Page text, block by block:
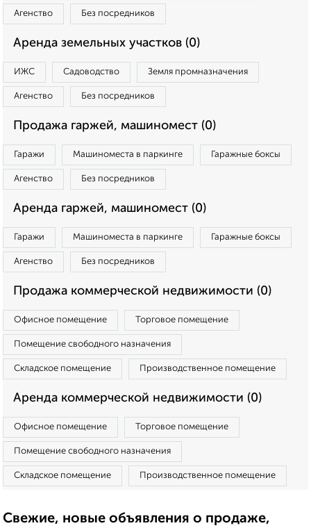
Агенство Без посредников
Аренда земельных участков (0)
ИЖС Садоводство Земля промназначения
Агенство Без посредников
Продажа гаржей, машиномест (0)
Гаражи Машиноместа в паркинге Гаражные боксы
Агенство Без посредников
Аренда гаржей, машиномест (0)
Гаражи Машиноместа в паркинге Гаражные боксы
Агенство Без посредников
Продажа коммерческой недвижимости (0)
Офисное помещение Торговое помещение
Помещение свободного назначения
Складское помещение Производственное помещение
Аренда коммерческой недвижимости (0)
Офисное помещение Торговое помещение
Помещение свободного назначения
Складское помещение Производственное помещение
Свежие, новые объявления о продаже,